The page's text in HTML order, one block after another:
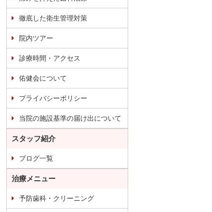
徹底した衛生管理対策
院内ツアー
診療時間・アクセス
佑健会について
プライバシーポリシー
当院の施設基準の届け出について
スタッフ紹介
ブログ一覧
治療メニュー
予防歯科・クリーニング